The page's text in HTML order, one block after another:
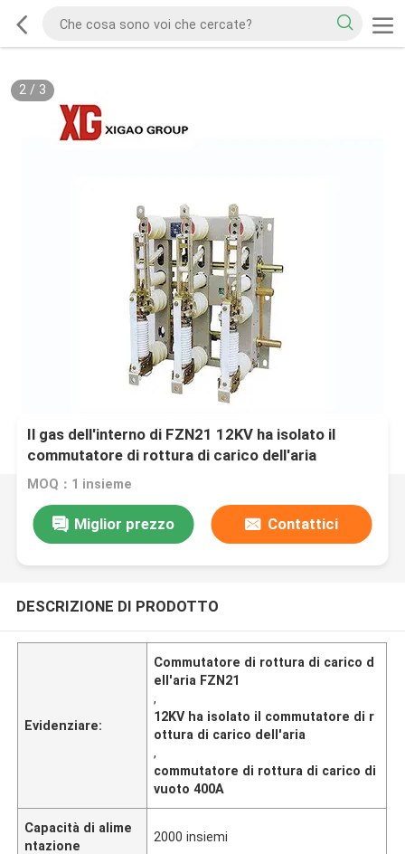
2/ 3
Il gas dell'interno di FZN21 12KV ha isolato il
commutatore di rottura di carico dell'aria
MOQ：1 insieme
Miglior prezzo Contattici
DESCRIZIONE DI PRODOTTO
Evidenziare:
Commutatore di rottura di carico d
ell'aria FZN21
,
12KV ha isolato il commutatore di r
ottura di carico dell'aria
,
commutatore di rottura di carico di
vuoto 400A
Capacità di alime
ntazione
2000 insiemi